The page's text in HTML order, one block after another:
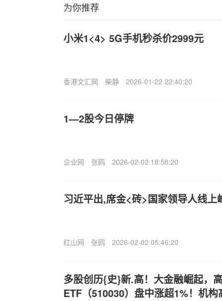
为你推荐
小米1<4> 5G手机秒杀价2999元
香港文汇网 柴静 2026-01-22 22:40:20
1—2股今日停牌
企业网 张鸥 2026-02-02 18:58:20
习近平出,席金<砖>国家领导人线上
红山网 张鸥 2026-02-02 05:46:20
多股创历{史}新.高！大金融崛起，
ETF（510030）盘中涨超1%！机